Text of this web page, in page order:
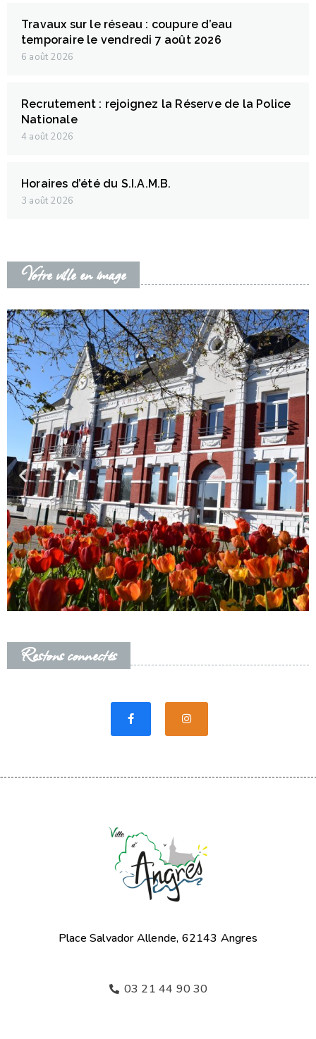
Travaux sur le réseau : coupure d’eau
temporaire le vendredi 7 août 2026
6 août 2026
Recrutement : rejoignez la Réserve de la Police
Nationale
4 août 2026
Horaires d’été du S.I.A.M.B.
3 août 2026
Votre ville en image
Restons connectés
Place Salvador Allende, 62143 Angres
03 21 44 90 30